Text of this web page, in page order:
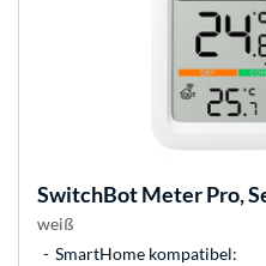
SwitchBotMeter Pro,
weiß
SmartHome kompatibel: